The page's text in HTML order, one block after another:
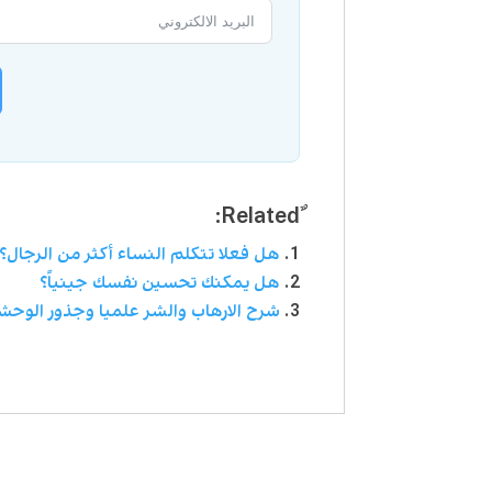
هل فعلا تتكلم النساء أكثر من الرجال؟
هل يمكنك تحسين نفسك جينياً؟
شرح الارهاب والشر علميا وجذور